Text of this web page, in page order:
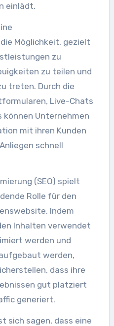
einlädt.
Möglichkeit, gezielt
zu
zu teilen und
treten. Durch die
Live-Chats
können Unternehmen
mit ihren Kunden
schnell
(SEO) spielt
Rolle für den
Indem
Inhalten verwendet
werden und
werden,
dass ihre
gut platziert
generiert.
sich sagen, dass eine